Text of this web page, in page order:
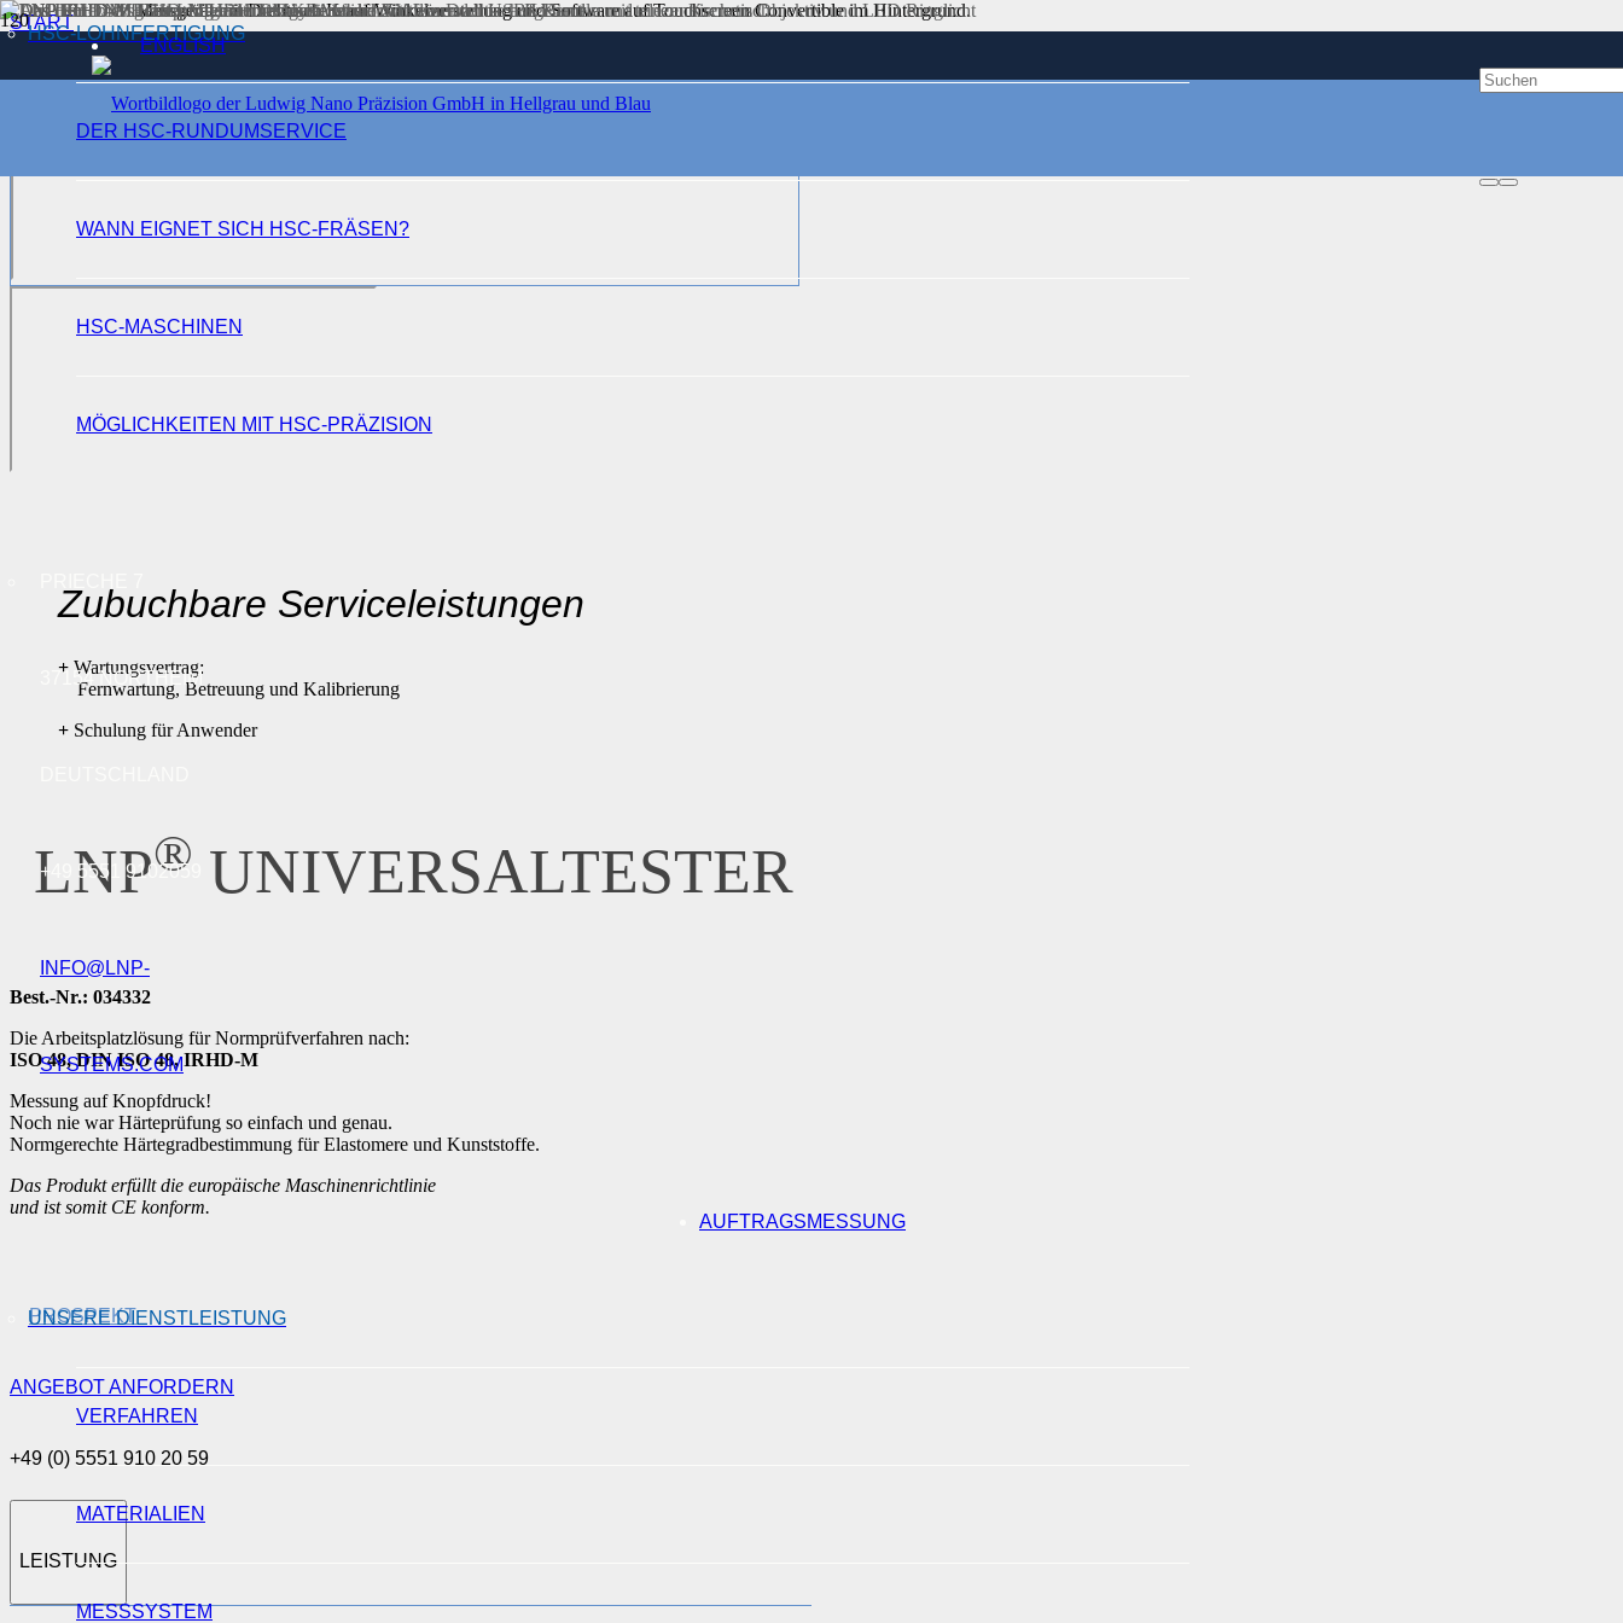
ENGLISH
HSC-LOHNFERTIGUNG
DER HSC-RUNDUMSERVICE
WANN EIGNET SICH HSC-FRÄSEN?
HSC-MASCHINEN
MÖGLICHKEITEN MIT HSC-PRÄZISION
37154 NORTHEIM
+49 5551 9102059
INFO@LNP-
SYSTEMS.COM
AUFTRAGSMESSUNG
UNSERE DIENSTLEISTUNG
VERFAHREN
MATERIALIEN
MESSSYSTEM
START
NORMPRÜFGERÄTE
LNP®UNIVERSALTESTER
Zubuchbare Serviceleistungen
+ Wartungsvertrag:
Fernwartung, Betreuung und Kalibrierung
+ Schulung für Anwender
LNP® UNIVERSALTESTER
Best.-Nr.: 034332
Die Arbeitsplatzlösung für Normprüfverfahren nach:
ISO 48, DIN ISO 48,IRHD-M
Messung auf Knopfdruck!
Noch nie war Härteprüfung so einfach und genau.
Normgerechte Härtegradbestimmung für Elastomere und Kunststoffe.
Das Produkt erfüllt die europäische Maschinenrichtlinie
und ist somit CE konform.
PROSPEKT
ANGEBOT ANFORDERN
+49 (0) 5551 910 20 59
LEISTUNG